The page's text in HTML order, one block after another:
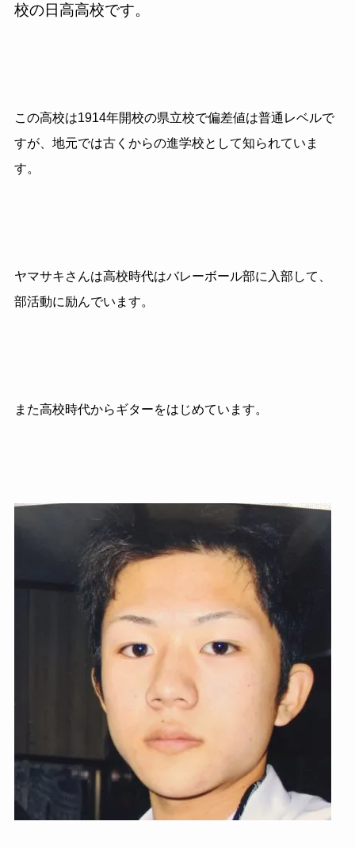
校の日高高校です。
この高校は1914年開校の県立校で偏差値は普通レベルで
すが、地元では古くからの進学校として知られていま
す。
ヤマサキさんは高校時代はバレーボール部に入部して、
部活動に励んでいます。
また高校時代からギターをはじめています。